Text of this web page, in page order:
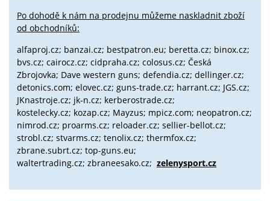
Po dohodě k nám na prodejnu můžeme naskladnit zboží
od obchodníků:
alfaproj.cz; banzai.cz; bestpatron.eu; beretta.cz; binox.cz;
bvs.cz; cairocz.cz; cidpraha.cz; colosus.cz; Česká
Zbrojovka; Dave western guns; defendia.cz; dellinger.cz;
detonics.com; elovec.cz; guns-trade.cz; harrant.cz; JGS.cz;
JKnastroje.cz; jk-n.cz; kerberostrade.cz;
kostelecky.cz; kozap.cz; Mayzus; mpicz.com; neopatron.cz;
nimrod.cz; proarms.cz; reloader.cz; sellier-bellot.cz;
strobl.cz; stvarms.cz; tenolix.cz; thermfox.cz;
zbrane.subrt.cz; top-guns.eu;
waltertrading.cz; zbraneesako.cz; zelenysport.cz